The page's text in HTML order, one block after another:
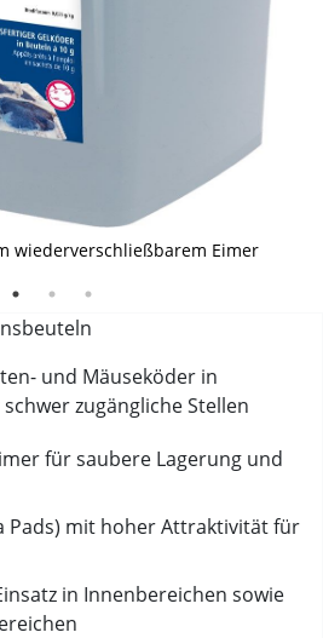
wiederverschließbarem Eimer
im Vliesbeutel a 10g
25 3kg
und Mäuseköder in
zugängliche Stellen
für saubere Lagerung und
Pads) mit hoher Attraktivität für
in Innenbereichen sowie